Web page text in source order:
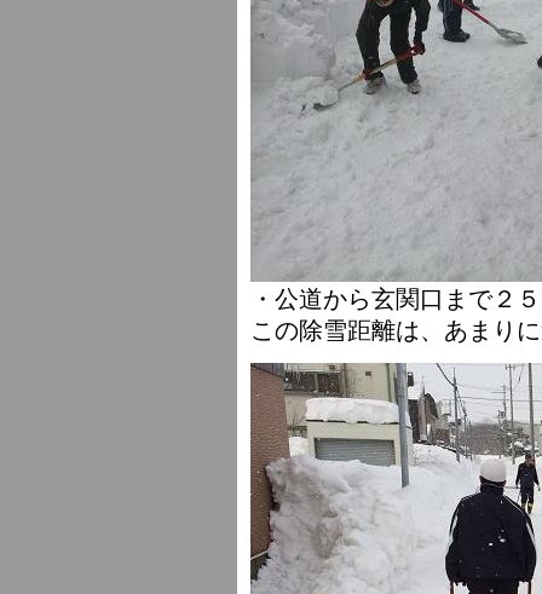
・公道から玄関口まで２
この除雪距離は、あまり